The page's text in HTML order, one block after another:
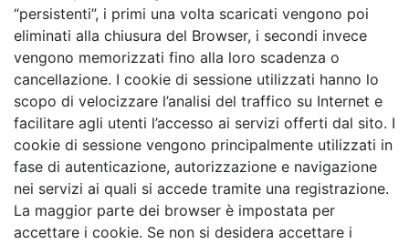
“persistenti”, i primi una volta scaricati vengono poi
eliminati alla chiusura del Browser, i secondi invece
vengono memorizzati fino alla loro scadenza o
cancellazione. I cookie di sessione utilizzati hanno lo
scopo di velocizzare l’analisi del traffico su Internet e
facilitare agli utenti l’accesso ai servizi offerti dal sito. I
cookie di sessione vengono principalmente utilizzati in
fase di autenticazione, autorizzazione e navigazione
nei servizi ai quali si accede tramite una registrazione.
La maggior parte dei browser è impostata per
accettare i cookie. Se non si desidera accettare i